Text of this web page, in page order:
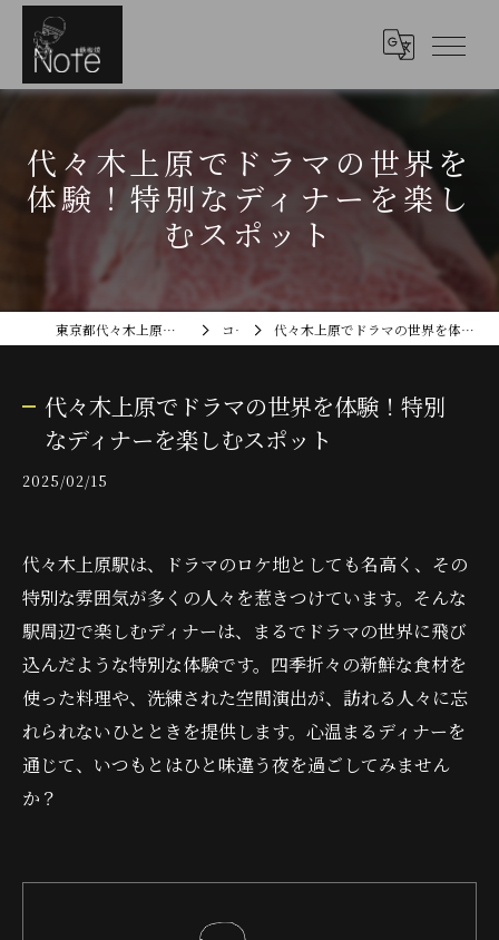
代々木上原でドラマの世界を
体験！特別なディナーを楽し
むスポット
東京都代々木上原のディナーなら鉄板焼Note コラム 代々木上原でドラマの世界を体験！特別なディナーを楽しむスポット
代々木上原でドラマの世界を体験！特別
なディナーを楽しむスポット
2025/02/15
代々木上原駅は、ドラマのロケ地としても名高く、その
特別な雰囲気が多くの人々を惹きつけています。そんな
駅周辺で楽しむディナーは、まるでドラマの世界に飛び
込んだような特別な体験です。四季折々の新鮮な食材を
使った料理や、洗練された空間演出が、訪れる人々に忘
れられないひとときを提供します。心温まるディナーを
通じて、いつもとはひと味違う夜を過ごしてみません
か？